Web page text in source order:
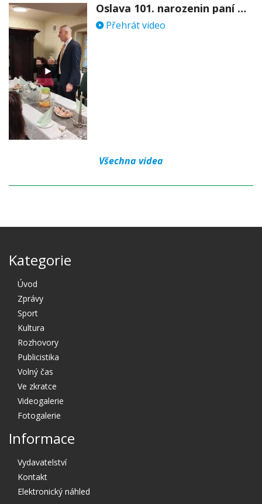
Oslava 101. narozenin paní Věry Skořepové
Přehrát video
Všechna videa
Kategorie
Úvod
Zprávy
Sport
Kultura
Rozhovory
Publicistika
Volný čas
Ve zkratce
Videogalerie
Fotogalerie
Informace
Vydavatelství
Kontakt
Elektronický náhled